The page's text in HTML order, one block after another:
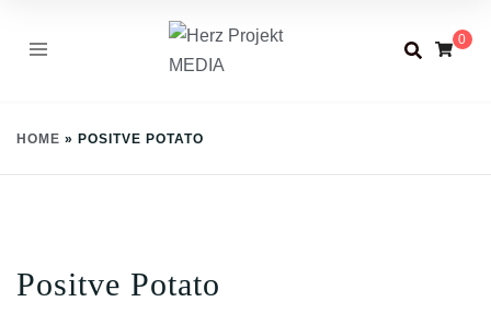
0
HOME » POSITVE POTATO
Positve Potato